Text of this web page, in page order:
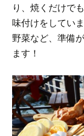
り、焼くだけで
味付けをしていま
野菜など、準備
ます！